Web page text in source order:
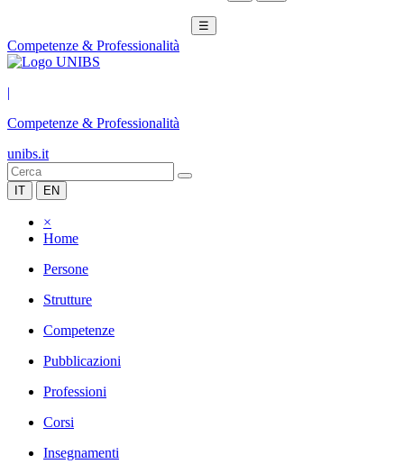
☰
Competenze & Professionalità
|
Competenze & Professionalità
unibs.it
IT EN
×
Home
Persone
Strutture
Competenze
Pubblicazioni
Professioni
Corsi
Insegnamenti